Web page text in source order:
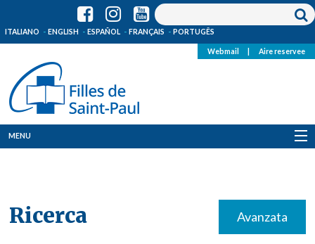
ITALIANO ENGLISH ESPAÑOL FRANÇAIS PORTUGÊS
Webmail Aire reservee
MENU
Ricerca Avanzata